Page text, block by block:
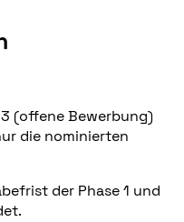
(offene Bewerbung)
die nominierten
der Phase 1 und